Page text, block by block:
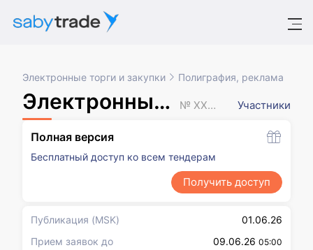
Электронные торги и закупки Полиграфия, реклама
Электронный аукцион № XXXXXXX Участники
Полная версия
Бесплатный доступ ко всем тендерам
Получить доступ
Публикация (MSK)
01.06.26
Прием заявок до
09.06.26 05:00